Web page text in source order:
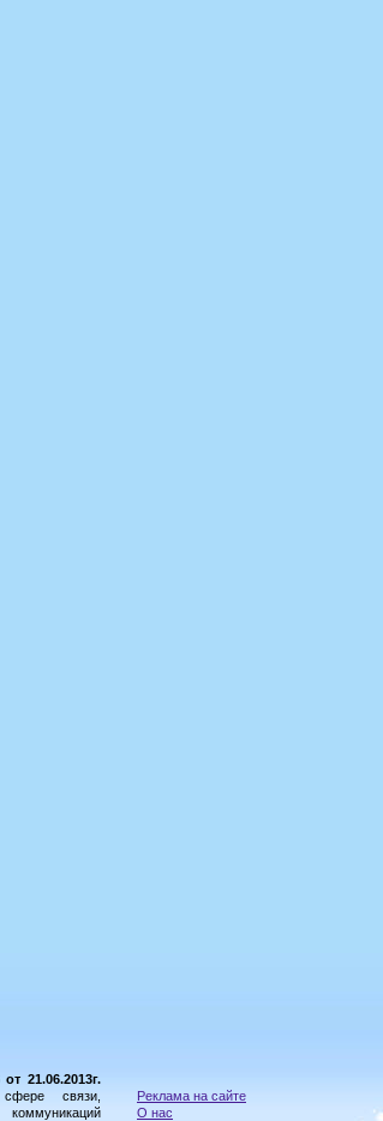
21.06.2013г.
связи,
Реклама на сайте
О нас